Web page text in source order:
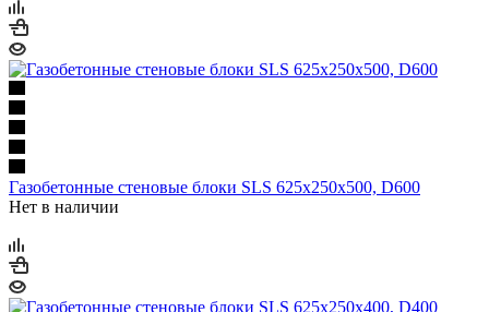
Газобетонные стеновые блоки SLS 625х250х500, D600
Нет в наличии